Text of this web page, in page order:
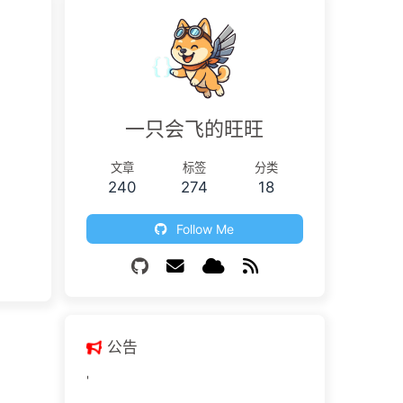
一只会飞的旺旺
文章
240
标签
274
分类
18
Follow Me
公告
'